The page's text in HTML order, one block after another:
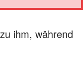
ihm, während